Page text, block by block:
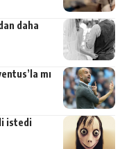
daha
mı
istedi